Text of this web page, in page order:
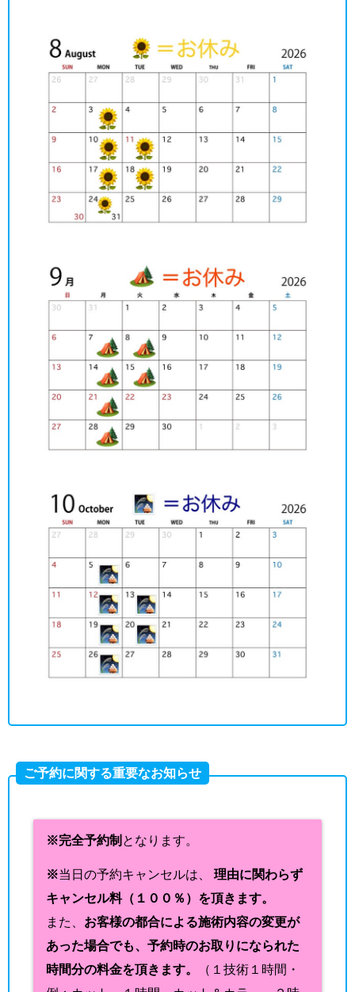
ご予約に関する重要なお知らせ
※完全予約制 となります。
※当日の予約キャンセルは、 理由に関わらず
キャンセル料（１００％）を頂きます。
また、 お客様の都合による施術内容の変更が
あった場合でも、予約時のお取りになられた
時間分の料金を頂きます。
（１技術１時間・